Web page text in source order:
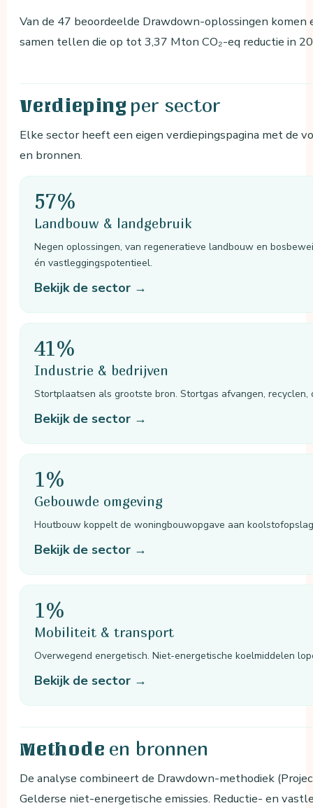
Van de 47 beoordeelde Drawdown-oplossingen komen
samen tellen die op tot 3,37 Mton CO₂-eq reductie in
Verdieping per sector
Elke sector heeft een eigen verdiepingspagina met de
en bronnen.
57%
Landbouw & landgebruik
Negen oplossingen, van regeneratieve landbouw en
én vastleggingspotentieel.
Bekijk de sector →
41%
Industrie & bedrijven
Stortplaatsen als grootste bron. Stortgas afvangen, recyclen,
Bekijk de sector →
1%
Gebouwde omgeving
Houtbouw koppelt de woningbouwopgave aan
Bekijk de sector →
1%
Mobiliteit & transport
Overwegend energetisch. Niet-energetische koelmiddelen
Bekijk de sector →
Methode en bronnen
De analyse combineert de Drawdown-methodiek
Gelderse niet-energetische emissies. Reductie- en